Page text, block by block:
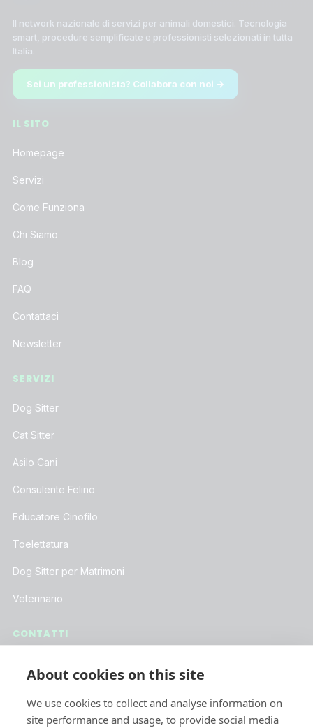
Il network nazionale di servizi per animali domestici. Tecnologia
smart, procedure semplificate e professionisti selezionati in tutta
Italia.
Sei un professionista? Collabora con noi →
IL SITO
Homepage
Servizi
Come Funziona
Chi Siamo
Blog
FAQ
Contattaci
Newsletter
SERVIZI
Dog Sitter
Cat Sitter
Asilo Cani
Consulente Felino
Educatore Cinofilo
Toelettatura
Dog Sitter per Matrimoni
Veterinario
CONTATTI
Iscriviti alla Newsletter
About cookies on this site
We use cookies to collect and analyse information on
site performance and usage, to provide social media